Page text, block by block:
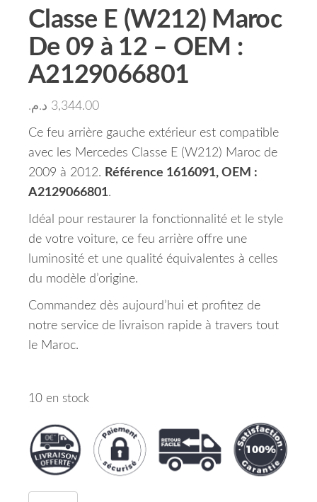
Classe E (W212) Maroc
De 09 à 12 – OEM :
A2129066801
3,344.00 د.م.
Ce feu arrière gauche extérieur est compatible
avec les Mercedes Classe E (W212) Maroc de
2009 à 2012. Référence 1616091, OEM :
A2129066801.
Idéal pour restaurer la fonctionnalité et le style
de votre voiture, ce feu arrière offre une
luminosité et une qualité équivalentes à celles
du modèle d’origine.
Commandez dès aujourd’hui et profitez de
notre service de livraison rapide à travers tout
le Maroc.
10 en stock